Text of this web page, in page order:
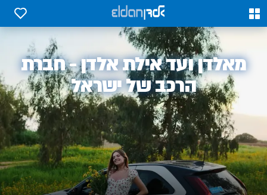
0
0
אלדן
מאלדן ועד אילת אלדן - חברת
הרכב של ישראל